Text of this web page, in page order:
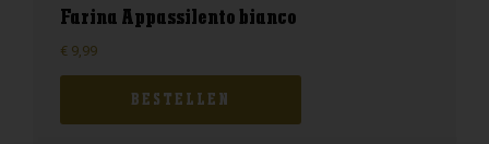
Farina Appassilento bianco
€ 9,99
BESTELLEN